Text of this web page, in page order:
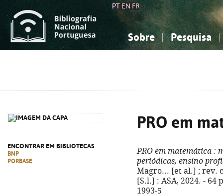
PT EN FR
Sobre Pesquisa
ENCONTRAR EM BIBLIOTECAS
BNP
PORBASE
PRO em
PRO em matemática :
periódicas, ensino
Magro... [et al.] ; rev.
[S.l.] : ASA, 2024. - 64
1993-5